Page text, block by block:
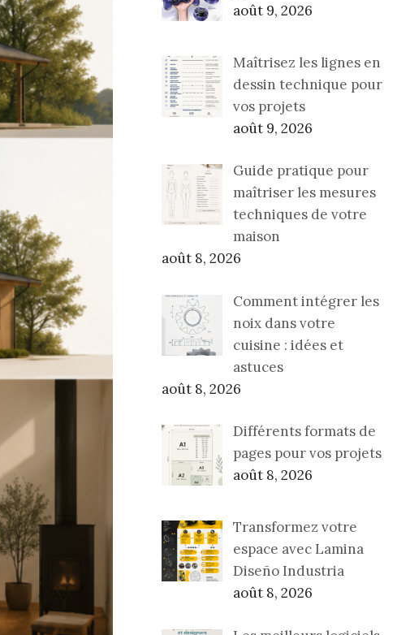
août 9, 2026
Maîtrisez les lignes en
dessin technique pour
vos projets
août 9, 2026
Guide pratique pour
maîtriser les mesures
techniques de votre
maison
août 8, 2026
Comment intégrer les
noix dans votre
cuisine : idées et
astuces
août 8, 2026
Différents formats de
pages pour vos projets
août 8, 2026
Transformez votre
espace avec Lamina
Diseño Industria
août 8, 2026